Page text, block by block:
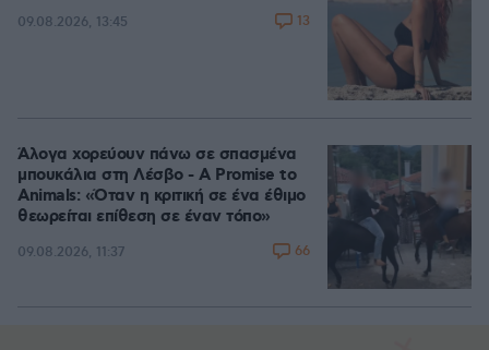
09.08.2026, 13:45 13
Άλογα χορεύουν πάνω σε σπασμένα
μπουκάλια στη Λέσβο - A Promise to
Animals: «Όταν η κριτική σε ένα έθιμο
θεωρείται επίθεση σε έναν τόπο»
09.08.2026, 11:37 66